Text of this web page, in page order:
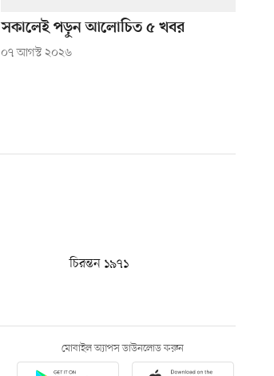
সকালেই পড়ুন আলোচিত ৫ খবর
০৭ আগস্ট ২০২৬
চিরন্তন ১৯৭১
মোবাইল অ্যাপস ডাউনলোড করুন